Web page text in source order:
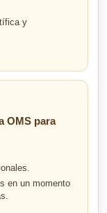
y
OMS para
en un momento